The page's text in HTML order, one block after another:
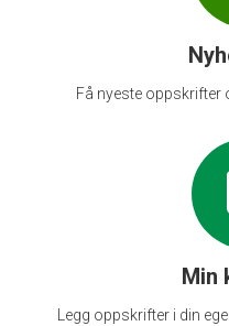
Få nyeste oppskrifter
Min
Legg oppskrifter i din